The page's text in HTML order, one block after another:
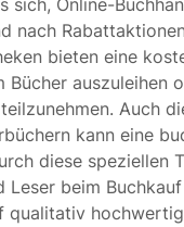
sich, Online-
nach
bieten eine
Bücher auszuleihen
Auch
kann eine
diese speziellen
Leser beim
qualitativ